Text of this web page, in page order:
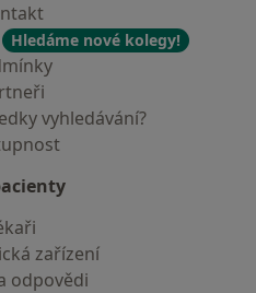
Hledáme nové kolegy!
vyhledávání?
zařízení
odpovědi